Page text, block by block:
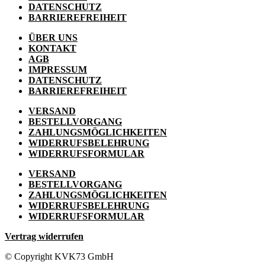
DATENSCHUTZ
BARRIEREFREIHEIT
ÜBER UNS
KONTAKT
AGB
IMPRESSUM
DATENSCHUTZ
BARRIEREFREIHEIT
VERSAND
BESTELLVORGANG
ZAHLUNGSMÖGLICHKEITEN
WIDERRUFSBELEHRUNG
WIDERRUFSFORMULAR
VERSAND
BESTELLVORGANG
ZAHLUNGSMÖGLICHKEITEN
WIDERRUFSBELEHRUNG
WIDERRUFSFORMULAR
Vertrag widerrufen
© Copyright KVK73 GmbH